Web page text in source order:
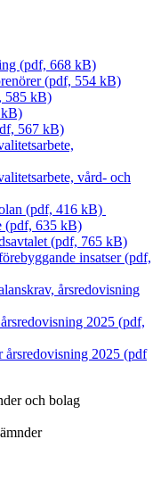
(pdf, 668 kB)
(pdf, 554 kB)
585 kB)
kB)
567 kB)
vård- och
(pdf, 416 kB)
(pdf, 635 kB)
(pdf, 765 kB)
insatser (pdf,
årsredovisning
2025 (pdf,
årsredovisning 2025 (pdf
och bolag